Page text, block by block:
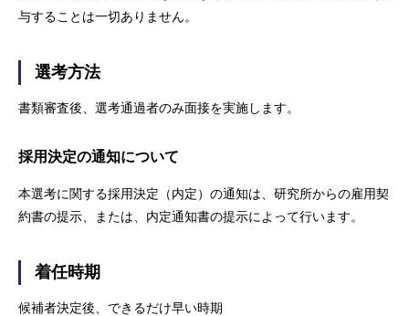
与することは一切ありません。
選考方法
書類審査後、選考通過者のみ面接を実施します。
採用決定の通知について
本選考に関する採用決定（内定）の通知は、研究所からの雇用契
約書の提示、または、内定通知書の提示によって行います。
着任時期
候補者決定後、できるだけ早い時期